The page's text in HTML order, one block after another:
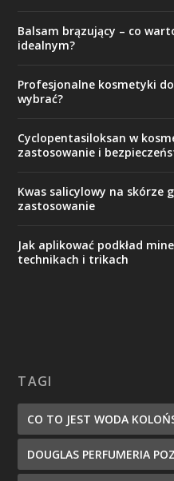
Balsam brązujący – co
idealnym?
Profesjonalne kosmetyki
wybrać?
Cyclopentasiloksan w
zastosowanie i
Kwas salicylowy na skórze
zastosowanie
Jak aplikować podkład
technikach i trikach
TAGI
CO TO JEST WODA
DOUGLAS PERFUMERIA